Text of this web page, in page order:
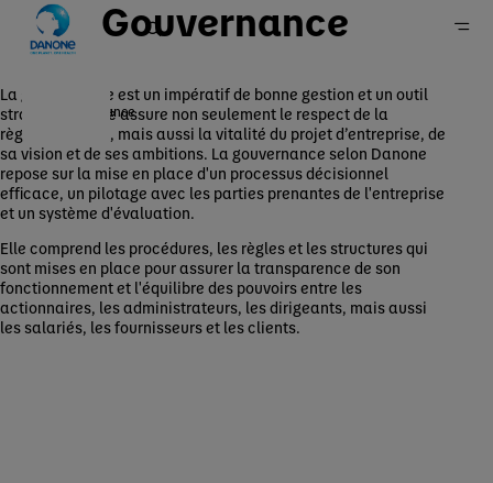
Groupe
Qui sommes-nous ?
Gouvernance
Gouvernance
La gouvernance est un impératif de bonne gestion et un outil
stratégique. Elle assure non seulement le respect de la
règlementation, mais aussi la vitalité du projet d’entreprise, de
sa vision et de ses ambitions. La gouvernance selon Danone
repose sur la mise en place d'un processus décisionnel
efficace, un pilotage avec les parties prenantes de l'entreprise
et un système d'évaluation.
Elle comprend les procédures, les règles et les structures qui
sont mises en place pour assurer la transparence de son
fonctionnement et l'équilibre des pouvoirs entre les
actionnaires, les administrateurs, les dirigeants, mais aussi
les salariés, les fournisseurs et les clients.